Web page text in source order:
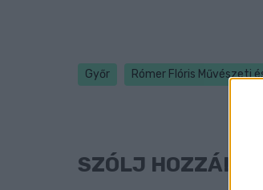
Győr Rómer Flóris Művészeti
SZÓLJ HOZZÁ!